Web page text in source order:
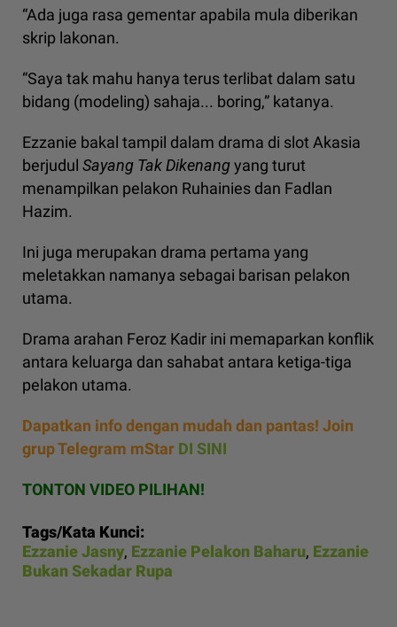
“Ada juga rasa gementar apabila mula diberikan
skrip lakonan.
“Saya tak mahu hanya terus terlibat dalam satu
bidang (modeling) sahaja... boring,” katanya.
Ezzanie bakal tampil dalam drama di slot Akasia
berjudul Sayang Tak Dikenangyang turut
menampilkan pelakon Ruhainies dan Fadlan
Hazim.
Ini juga merupakan drama pertama yang
meletakkan namanya sebagai barisan pelakon
utama.
Drama arahan Feroz Kadir ini memaparkan konflik
antara keluarga dan sahabat antara ketiga-tiga
pelakon utama.
Dapatkan info dengan mudah dan pantas! Join
grup Telegram mStar DI SINI
TONTON VIDEO PILIHAN!
Tags/Kata Kunci:
Ezzanie Jasny, Ezzanie Pelakon Baharu, Ezzanie
Bukan Sekadar Rupa